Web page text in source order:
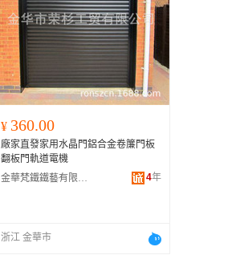
¥ 360.00
廠家直發家用水晶門鋁合金卷簾門板
翻板門軌道電機
金華梵鐵鐵藝有限公司
4年
浙江 金華市